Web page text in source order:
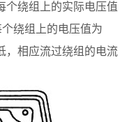
个绕组上的实际电压值
绕组上的电压值为
，相应流过绕组的电流